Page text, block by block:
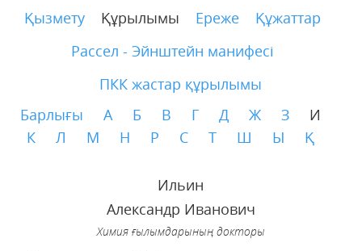
Қызмету Құрылымы Ереже
Құжаттар
Рассел - Эйнштейн манифесі
ПКК жастар құрылымы
Барлығы
А Б В Г Д Ж З
И
К
Л М Н Р С Т Ш Ы Қ
Ильин
Александр Иванович
Химия ғылымдарының докторы